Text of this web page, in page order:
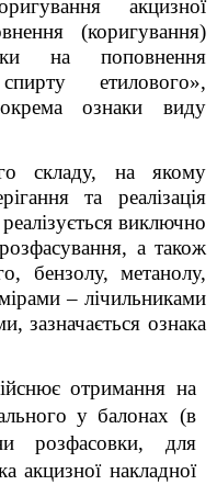
акцизної
(коригування)
на поповнення
етилового»,
ознаки виду
складу, на якому
та реалізація
виключно
а також
бензолу, метанолу,
– лічильниками
зазначається ознака
отримання на
у балонах (в
розфасовки, для
акцизної накладної